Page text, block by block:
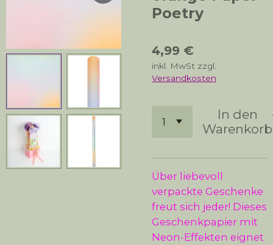
Poetry
4,99 €
inkl. MwSt zzgl.
Versandkosten
In den
Warenkorb
Über liebevoll
verpackte Geschenke
freut sich jeder! Dieses
Geschenkpapier mit
Neon-Effekten eignet